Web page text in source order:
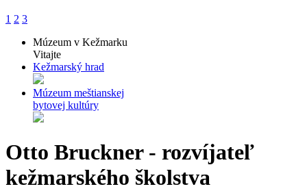
1 2 3
Múzeum v Kežmarku
Vitajte
Kežmarský hrad
Múzeum meštianskej
bytovej kultúry
Otto Bruckner - rozvíjateľ
kežmarského školstva